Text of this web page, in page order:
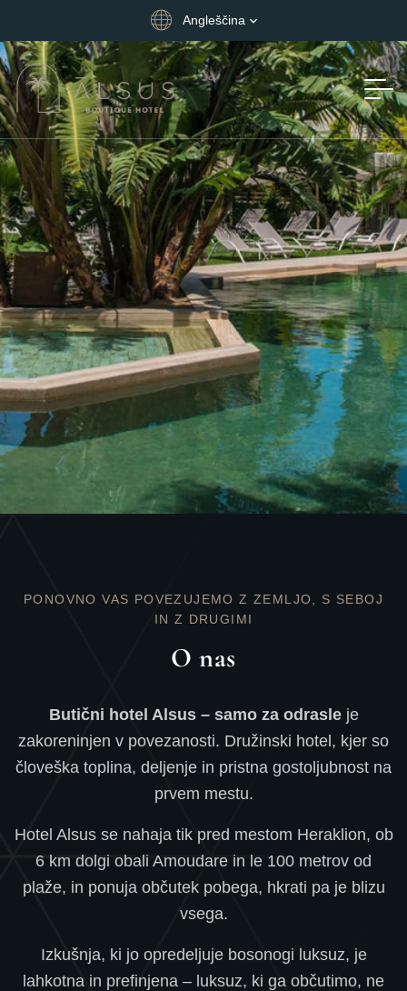
Angleščina
PONOVNO VAS POVEZUJEMO Z ZEMLJO, S SEBOJ
IN Z DRUGIMI
O nas
Butični hotel Alsus – samo za odrasleje
zakoreninjen v povezanosti. Družinski hotel, kjer so
človeška toplina, deljenje in pristna gostoljubnost na
prvem mestu.
Hotel Alsus se nahaja tik pred mestom Heraklion, ob
6 km dolgi obali Amoudare in le 100 metrov od
plaže, in ponuja občutek pobega, hkrati pa je blizu
vsega.
Izkušnja, ki jo opredeljuje bosonogi luksuz, je
lahkotna in prefinjena – luksuz, ki ga občutimo, ne